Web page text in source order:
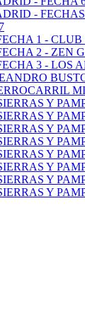
- FECHAS
1 -
2 - ZEN
3 - LOS
Y
Y
Y
Y
Y
Y
Y
Y